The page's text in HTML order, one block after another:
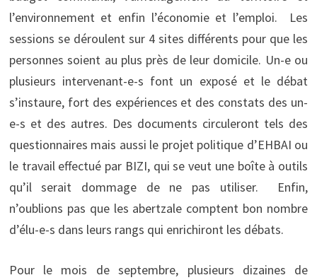
l’environnement et enfin l’économie et l’emploi. Les
sessions se déroulent sur 4 sites différents pour que les
personnes soient au plus près de leur domicile. Un-e ou
plusieurs intervenant-e-s font un exposé et le débat
s’instaure, fort des expériences et des constats des un-
e-s et des autres. Des documents circuleront tels des
questionnaires mais aussi le projet politique d’EHBAI ou
le travail effectué par BIZI, qui se veut une boîte à outils
qu’il serait dommage de ne pas utiliser. Enfin,
n’oublions pas que les abertzale comptent bon nombre
d’élu-e-s dans leurs rangs qui enrichiront les débats.
Pour le mois de septembre, plusieurs dizaines de